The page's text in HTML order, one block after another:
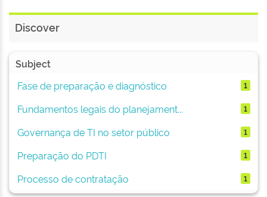
Discover
Subject
Fase de preparação e diagnóstico
1
Fundamentos legais do planejament... 1
Governança de TI no setor público 1
Preparação do PDTI 1
Processo de contratação 1